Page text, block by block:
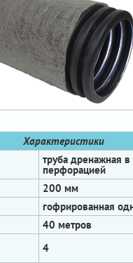
Характеристики
труба дренажная в
перфорацией
200 мм
гофрированная
40 метров
4